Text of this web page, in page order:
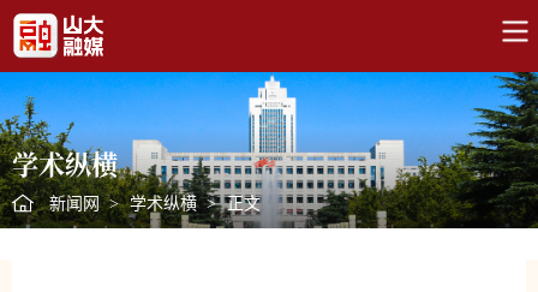
学术纵横
新闻网 > 学术纵横 > 正文